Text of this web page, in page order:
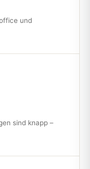
und
sind knapp –